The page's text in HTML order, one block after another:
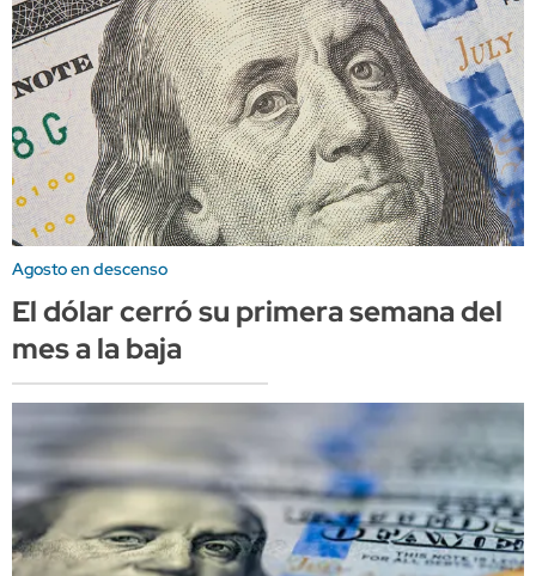
Agosto en descenso
El dólar cerró su primera semana del
mes a la baja